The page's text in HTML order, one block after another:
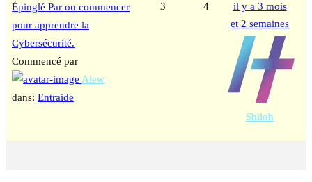
Épinglé Par ou commencer
pour apprendre la
Cybersécurité.
Commencé par
Alew
dans: Entraide
3 4
il y a 3 mois
et 2 semaines
Shiloh